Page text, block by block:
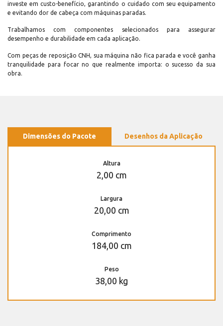
investe em custo-benefício, garantindo o cuidado com seu equipamento
e evitando dor de cabeça com máquinas paradas.
Trabalhamos com componentes selecionados para assegurar
desempenho e durabilidade em cada aplicação.
Com peças de reposição CNH, sua máquina não fica parada e você ganha
tranquilidade para focar no que realmente importa: o sucesso da sua
obra.
Dimensões do Pacote Desenhos da Aplicação
Altura
2,00 cm
Largura
20,00 cm
Comprimento
184,00 cm
Peso
38,00 kg